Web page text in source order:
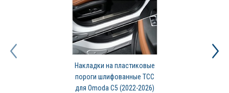
изготавливаются на высокоточном оборудовании с применением
современных технологических решений.
Накладки на пластиковые
пороги шлифованные ТСС
для Omoda C5 (2022-2026)